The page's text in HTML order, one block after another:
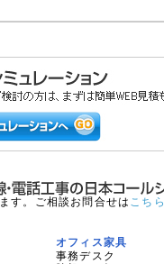
す。ご相談お問合せは こちら
オフィス家具
事務デスク